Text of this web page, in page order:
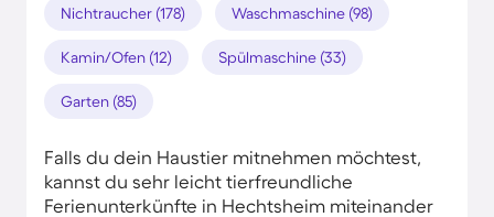
Nichtraucher (178) Waschmaschine (98)
Kamin/Ofen (12) Spülmaschine (33)
Garten (85)
Falls du dein Haustier mitnehmen möchtest,
kannst du sehr leicht tierfreundliche
Ferienunterkünfte in Hechtsheim miteinander